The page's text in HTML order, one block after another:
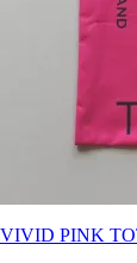
VIVID PINK